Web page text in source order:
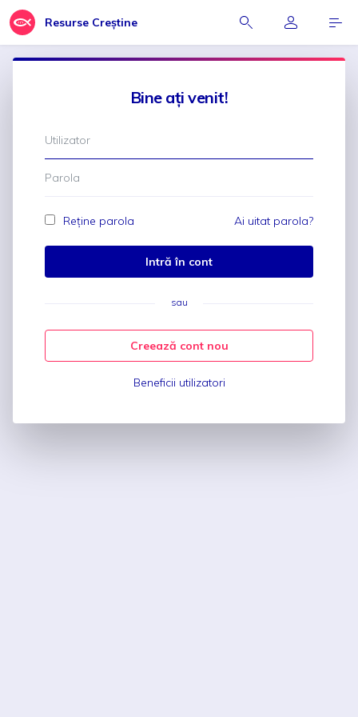
Resurse Creștine
Bine ați venit!
Reține parola Ai uitat parola?
Intră în cont
sau
Creează cont nou
Beneficii utilizatori